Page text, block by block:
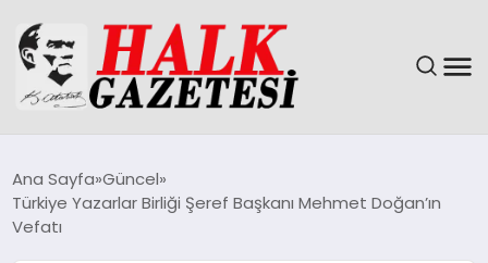
DÜNYA
Ana Sayfa Güncel
Türkiye Yazarlar Birliği Şeref Başkanı Mehmet Doğan’ın
Vefatı